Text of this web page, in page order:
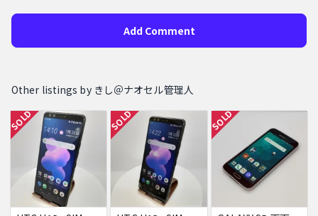
Add Comment
Other listings by きし＠ナオセル管理人
SOLD SOLD SOLD